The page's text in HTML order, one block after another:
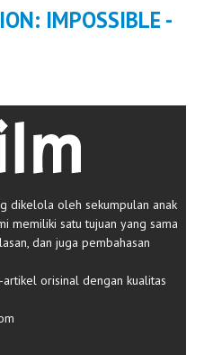
IMPOSSIBLE -
dikelola oleh sekumpulan anak
memiliki satu tujuan yang sama
dan juga pembahasan
orisinal dengan kualitas